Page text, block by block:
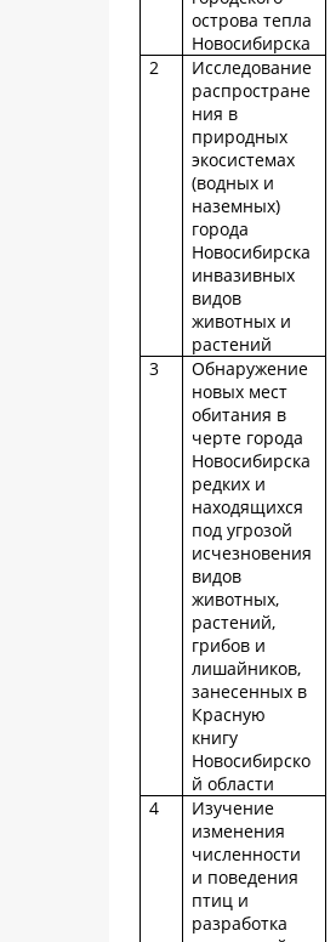
острова тепла
Новосибирска
2
Исследование
распростране
ния в
природных
экосистемах
(водных и
наземных)
города
Новосибирска
инвазивных
видов
животных и
растений
3
Обнаружение
новых мест
обитания в
черте города
Новосибирска
редких и
находящихся
под угрозой
исчезновения
видов
животных,
растений,
грибов и
лишайников,
занесенных в
Красную
книгу
Новосибирско
й области
4
Изучение
изменения
численности
и поведения
птиц и
разработка